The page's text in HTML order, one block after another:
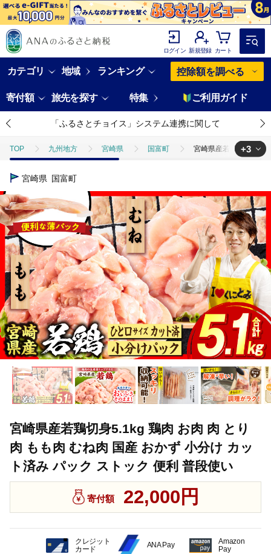
ログイン 新規登録 カート
カテゴリ 地域 ランキング 控除額を調べる
寄付額 旅先を探す 特集 ご利用ガイド
「ふるさとチョイス」システム連携に関して
TOP 九州地方 宮崎県 国富町 宮崎県産若鶏切身
TOP
TOP 鶏肉 宮崎県産若鶏切身5.1kg 鶏肉 お肉 肉 とり肉
TOP 鶏肉 ほかの鶏肉 宮崎県産若鶏切身5.1kg 鶏
+3
宮崎県 国富町
宮崎県産若鶏切身5.1kg 鶏肉 お肉 肉 とり
肉 もも肉 むね肉 国産 おかず 小分け カッ
ト済み パック ストック 便利 普段使い
寄付額 22,000円
クレジット
カード
ANA Pay
Amazon
Pay